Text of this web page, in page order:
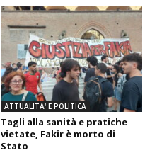
ATTUALITA' E POLITICA
Tagli alla sanità e pratiche
vietate, Fakir è morto di
Stato